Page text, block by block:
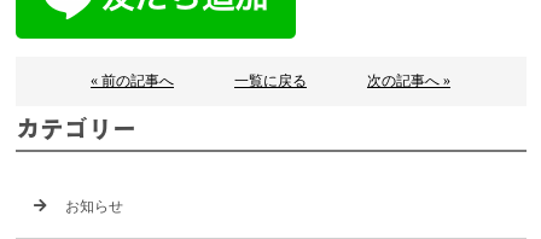
« 前の記事へ 一覧に戻る 次の記事へ »
カテゴリー
お知らせ